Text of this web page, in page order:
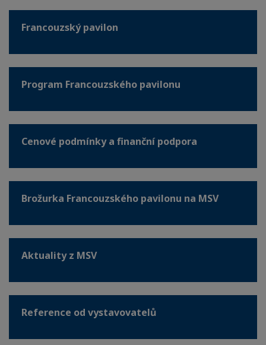
Francouzský pavilon
Program Francouzského pavilonu
Cenové podmínky a finanční podpora
Brožurka Francouzského pavilonu na MSV
Aktuality z MSV
Reference od vystavovatelů